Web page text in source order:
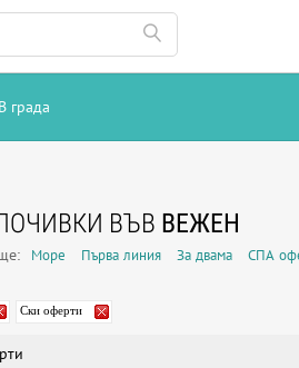
В града
ВЪВ ВЕЖЕН
Море Първа линия За двама СПА
Ски оферти